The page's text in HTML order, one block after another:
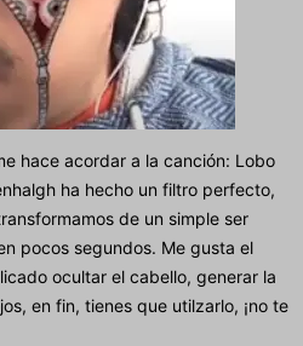
hace acordar a la canción: Lobo
ha hecho un filtro perfecto,
de un simple ser
pocos segundos. Me gusta el
ocultar el cabello, generar la
en fin, tienes que utilzarlo, ¡no te